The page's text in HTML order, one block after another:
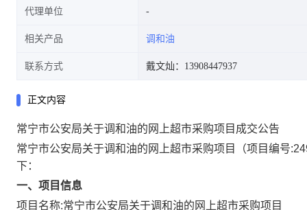
代理单位
相关产品 调和油
联系方式 戴文灿：13908447937
正文内容
常宁市公安局关于调和油的网上超市采购项目成交公告
常宁市公安局关于调和油的网上超市采购项目
（项目编号:
下：
一、项目信息
项目名称:常宁市公安局关于调和油的网上超市采购项目